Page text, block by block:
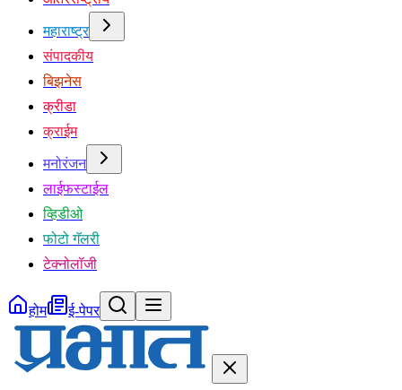
महाराष्ट्र
संपादकीय
बिझनेस
क्रीडा
क्राईम
मनोरंजन
लाईफस्टाईल
व्हिडीओ
फोटो गॅलरी
टेक्नोलॉजी
होम ई-पेपर